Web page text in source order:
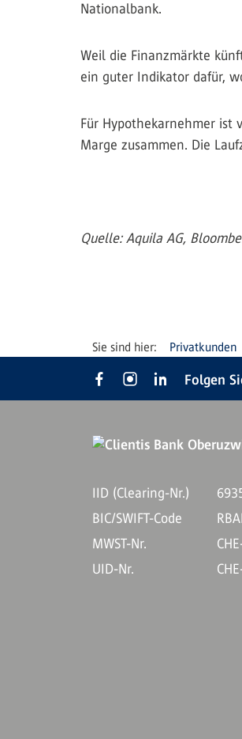
Nationalbank.
Weil die Finanzmärkte
ein guter Indikator dafür,
Für Hypothekarnehmer ist
Marge zusammen. Die
Quelle: Aquila AG,
Privatkunden
Folgen
IID (Clearing-Nr.)
BIC/SWIFT-Code
MWST-Nr.
UID-Nr.